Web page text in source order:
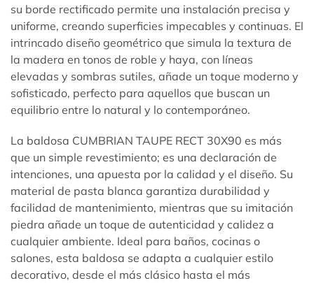
su borde rectificado permite una instalación precisa y
uniforme, creando superficies impecables y continuas. El
intrincado diseño geométrico que simula la textura de
la madera en tonos de roble y haya, con líneas
elevadas y sombras sutiles, añade un toque moderno y
sofisticado, perfecto para aquellos que buscan un
equilibrio entre lo natural y lo contemporáneo.
La baldosa CUMBRIAN TAUPE RECT 30X90 es más
que un simple revestimiento; es una declaración de
intenciones, una apuesta por la calidad y el diseño. Su
material de pasta blanca garantiza durabilidad y
facilidad de mantenimiento, mientras que su imitación
piedra añade un toque de autenticidad y calidez a
cualquier ambiente. Ideal para baños, cocinas o
salones, esta baldosa se adapta a cualquier estilo
decorativo, desde el más clásico hasta el más